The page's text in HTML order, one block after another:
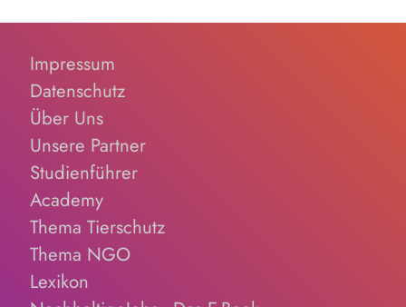
Impressum
Datenschutz
Über Uns
Unsere Partner
Studienführer
Academy
Thema Tierschutz
Thema NGO
Lexikon